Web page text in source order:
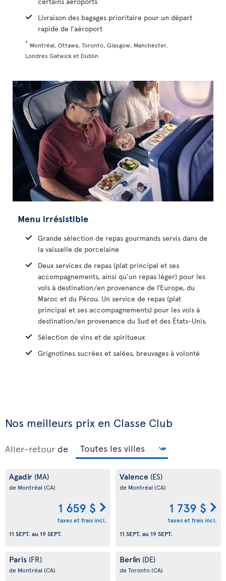
Livraison des bagages prioritaire pour un départ
rapide de l’aéroport
* Montréal, Ottawa, Toronto, Glasgow, Manchester,
Londres Gatwick et Dublin.
Menu irrésistible
Grande sélection de repas gourmands servis dans de
la vaisselle de porcelaine
Deux services de repas (plat principal et ses
accompagnements, ainsi qu’un repas léger) pour les
vols à destination/en provenance de l’Europe, du
Maroc et du Pérou. Un service de repas (plat
principal et ses accompagnements) pour les vols à
destination/en provenance du Sud et des États-Unis.
Sélection de vins et de spiritueux
Grignotines sucrées et salées, breuvages à volonté
Nos meilleurs prix en Classe Club
Aller-retour de
Agadir (MA)
de Montréal (CA)
1 659 $
taxes et frais incl.
11 SEPT. au 19 SEPT.
Valence (ES)
de Montréal (CA)
1 739 $
taxes et frais incl.
11 SEPT. au 19 SEPT.
Paris (FR)
de Montréal (CA)
Berlin (DE)
de Toronto(CA)